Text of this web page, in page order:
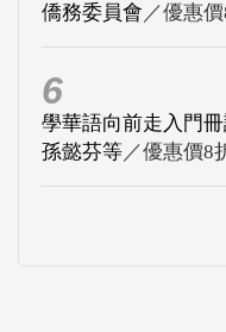
僑務委員會 ／優惠
6
學華語向前走入門
孫懿芬等／優惠價8